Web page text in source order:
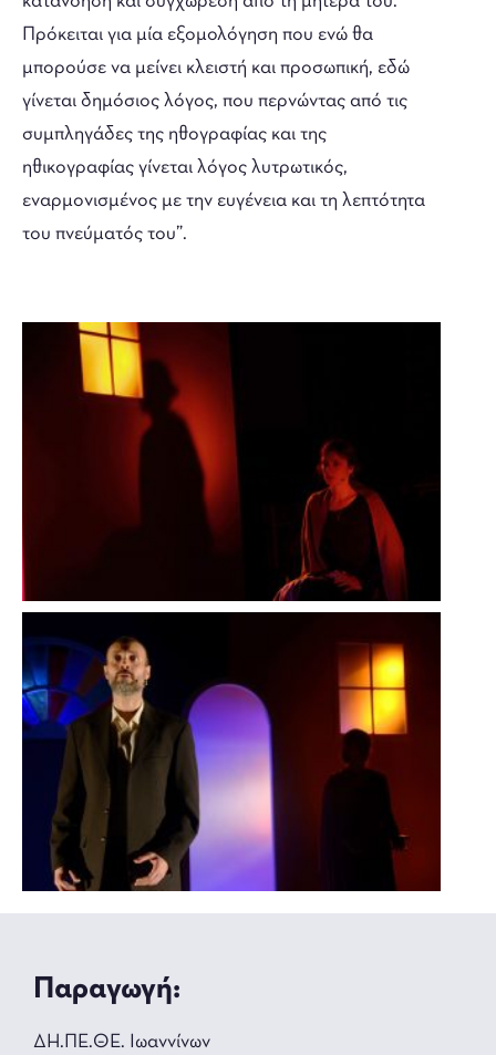
Πρόκειται για μία εξομολόγηση που ενώ θα
μπορούσε να μείνει κλειστή και προσωπική, εδώ
γίνεται δημόσιος λόγος, που περνώντας από τις
συμπληγάδες της ηθογραφίας και της
ηθικογραφίας γίνεται λόγος λυτρωτικός,
εναρμονισμένος με την ευγένεια και τη λεπτότητα
του πνεύματός του”.
Παραγωγή:
ΔΗ.ΠΕ.ΘΕ. Ιωαννίνων